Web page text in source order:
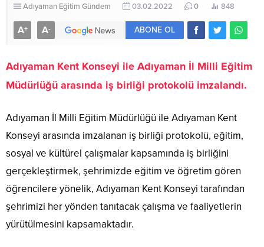
Adıyaman Eğitim Gündem 03.02.2022 0 848
A+ A- ABONE OL
Adıyaman Kent Konseyi ile Adıyaman İl Milli Eğitim
Müdürlüğü arasında iş birliği protokolü imzalandı.
Adıyaman İl Milli Eğitim Müdürlüğü ile Adıyaman Kent
Konseyi arasında imzalanan iş birliği protokolü, eğitim,
sosyal ve kültürel çalışmalar kapsamında iş birliğini
gerçekleştirmek, şehrimizde eğitim ve öğretim gören
öğrencilere yönelik, Adıyaman Kent Konseyi tarafından
şehrimizi her yönden tanıtacak çalışma ve faaliyetlerin
yürütülmesini kapsamaktadır.